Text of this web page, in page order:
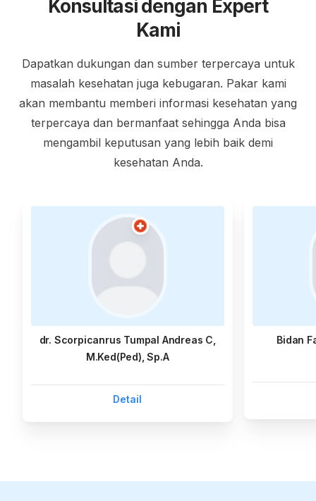
Konsultasi dengan Expert
Kami
Dapatkan dukungan dan sumber terpercaya untuk
masalah kesehatan juga kebugaran. Pakar kami
akan membantu memberi informasi kesehatan yang
terpercaya dan bermanfaat sehingga Anda bisa
mengambil keputusan yang lebih baik demi
kesehatan Anda.
dr. Scorpicanrus Tumpal Andreas C,
M.Ked(Ped), Sp.A
Detail
Bidan